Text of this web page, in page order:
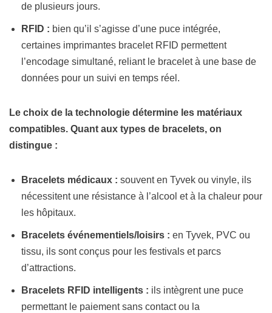
de plusieurs jours.
RFID : bien qu’il s’agisse d’une puce intégrée,
certaines imprimantes bracelet RFID permettent
l’encodage simultané, reliant le bracelet à une base de
données pour un suivi en temps réel.
Le choix de la technologie détermine les matériaux
compatibles. Quant aux types de bracelets, on
distingue :
Bracelets médicaux : souvent en Tyvek ou vinyle, ils
nécessitent une résistance à l’alcool et à la chaleur pour
les hôpitaux.
Bracelets événementiels/loisirs : en Tyvek, PVC ou
tissu, ils sont conçus pour les festivals et parcs
d’attractions.
Bracelets RFID intelligents : ils intègrent une puce
permettant le paiement sans contact ou la